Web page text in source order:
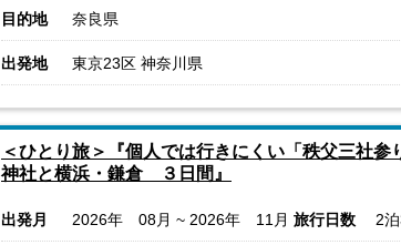
目的地 奈良県
出発地 東京23区 神奈川県
＜ひとり旅＞『個人では行きにくい「秩父三社
神社と横浜・鎌倉 ３日間』
出発月 2026年 08月 ~ 2026年 11月 旅行日数 2